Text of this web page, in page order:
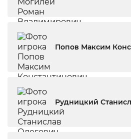
Попов Максим
Рудницкий